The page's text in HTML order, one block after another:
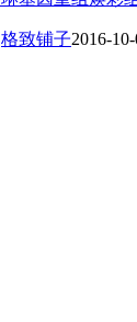
格致铺子2016-